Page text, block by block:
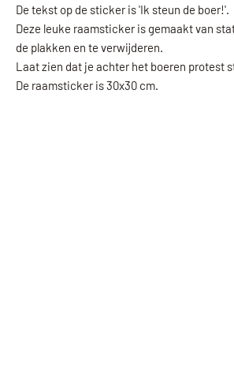
De tekst op de sticker is 'Ik steun de boer!'.
Deze leuke raamsticker is gemaakt van
de plakken en te verwijderen.
Laat zien dat je achter het boeren protest
De raamsticker is 30x30 cm.